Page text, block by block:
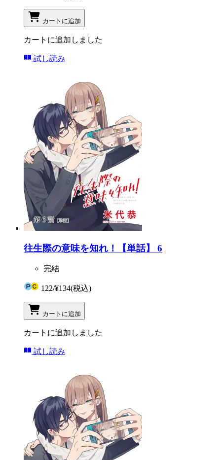
カートに追加
カートに追加しました
試し読み
往生際の意味を知れ！【単話】 6
完結
122/¥134(税込)
カートに追加
カートに追加しました
試し読み